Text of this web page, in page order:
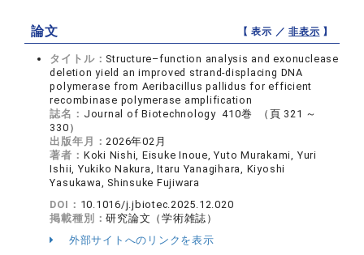
論文 【 表示 ／非表示 】
タイトル： Structure–function analysis and exonuclease
deletion yield an improved strand-displacing DNA
polymerase from Aeribacillus pallidus for efficient
recombinase polymerase amplification
誌名： Journal of Biotechnology 410巻 （頁 321 ～
330）
出版年月：2026年02月
著者： Koki Nishi, Eisuke Inoue, Yuto Murakami, Yuri
Ishii, Yukiko Nakura, Itaru Yanagihara, Kiyoshi
Yasukawa, Shinsuke Fujiwara
DOI： 10.1016/j.jbiotec.2025.12.020
掲載種別：研究論文（学術雑誌）
外部サイトへのリンクを表示